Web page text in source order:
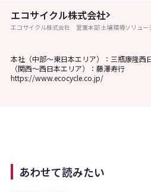
エコサイクル株式会社
エコサイクル株式会社 営業本部 土壌環境ソリュー
本社（中部～東日本エリア）：三瓶康隆西
（関西～西日本エリア）：藤澤寿行
https://www.ecocycle.co.jp/
あわせて読みたい